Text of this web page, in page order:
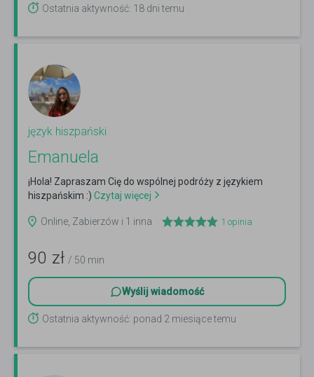
Ostatnia aktywność: 18 dni temu
język hiszpański
Emanuela
¡Hola! Zapraszam Cię do wspólnej podróży z językiem
hiszpańskim :) Czytaj więcej
Online, Zabierzów i 1 inna 1 opinia
90 zł / 50 min
Wyślij wiadomość
Ostatnia aktywność: ponad 2 miesiące temu